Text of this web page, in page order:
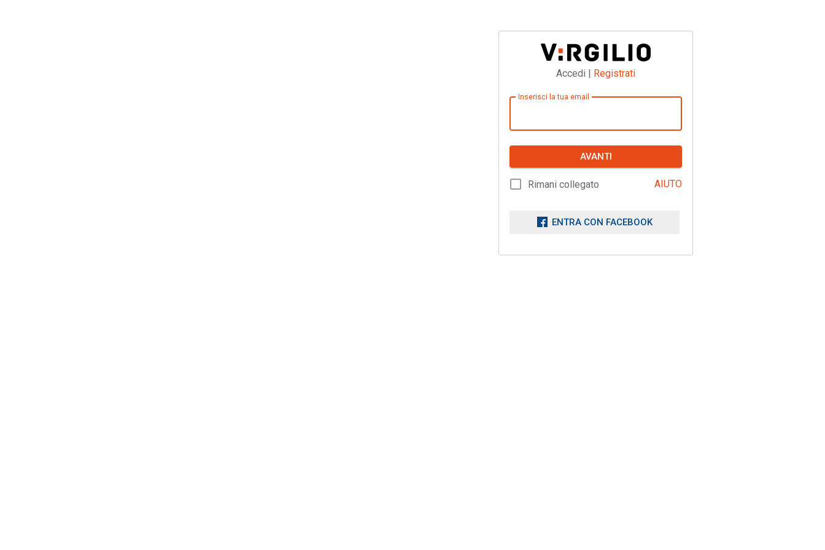
Accedi | Registrati
Inserisci la tua email
AVANTI
Rimani collegato AIUTO
ENTRA CON FACEBOOK